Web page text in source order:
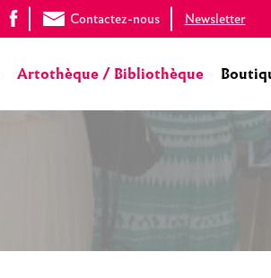
Contactez-nous Newsletter
Artothèque / Bibliothèque